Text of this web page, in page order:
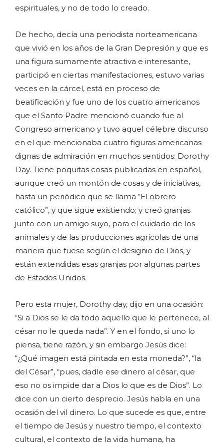
espirituales, y no de todo lo creado.
De hecho, decía una periodista norteamericana
que vivió en los años de la Gran Depresión y que es
una figura sumamente atractiva e interesante,
participó en ciertas manifestaciones, estuvo varias
veces en la cárcel, está en proceso de
beatificación y fue uno de los cuatro americanos
que el Santo Padre mencionó cuando fue al
Congreso americano y tuvo aquel célebre discurso
en el que mencionaba cuatro figuras americanas
dignas de admiración en muchos sentidos: Dorothy
Day. Tiene poquitas cosas publicadas en español,
aunque creó un montón de cosas y de iniciativas,
hasta un periódico que se llama “El obrero
católico”, y que sigue existiendo; y creó granjas
junto con un amigo suyo, para el cuidado de los
animales y de las producciones agrícolas de una
manera que fuese según el designio de Dios, y
están extendidas esas granjas por algunas partes
de Estados Unidos.
Pero esta mujer, Dorothy day, dijo en una ocasión:
“Si a Dios se le da todo aquello que le pertenece, al
césar no le queda nada”. Y en el fondo, si uno lo
piensa, tiene razón, y sin embargo Jesús dice:
“¿Qué imagen está pintada en esta moneda?”, “la
del César”, “pues, dadle ese dinero al césar, que
eso no os impide dar a Dios lo que es de Dios”. Lo
dice con un cierto desprecio. Jesús habla en una
ocasión del vil dinero. Lo que sucede es que, entre
el tiempo de Jesús y nuestro tiempo, el contexto
cultural, el contexto de la vida humana, ha